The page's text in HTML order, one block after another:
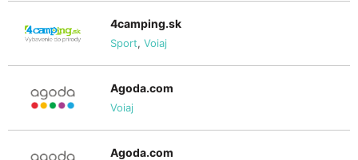
4camping.sk
Sport, Voiaj
Agoda.com
Voiaj
Agoda.com